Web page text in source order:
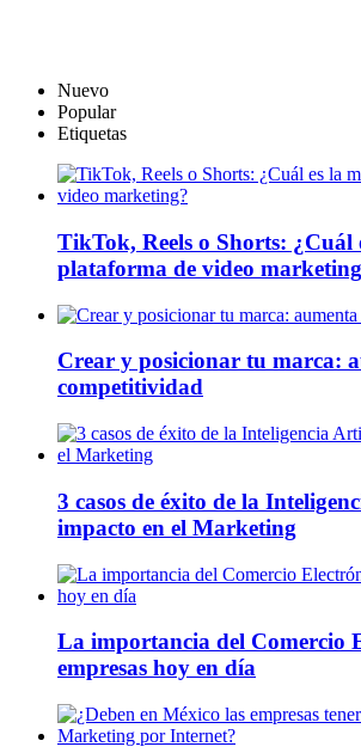
Nuevo
Popular
Etiquetas
TikTok, Reels o Shorts: ¿Cuál
plataforma de video
Crear y posicionar tu marca:
competitividad
3 casos de éxito de la
impacto en el Marketing
La importancia del Comercio
empresas hoy en día